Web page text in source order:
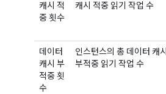
캐시 적
중 횟수
캐시 적중 읽기 작업 수
데이터
캐시 부
적중 횟
수
인스턴스의 총 데이터 캐시
부적중 읽기 작업 수